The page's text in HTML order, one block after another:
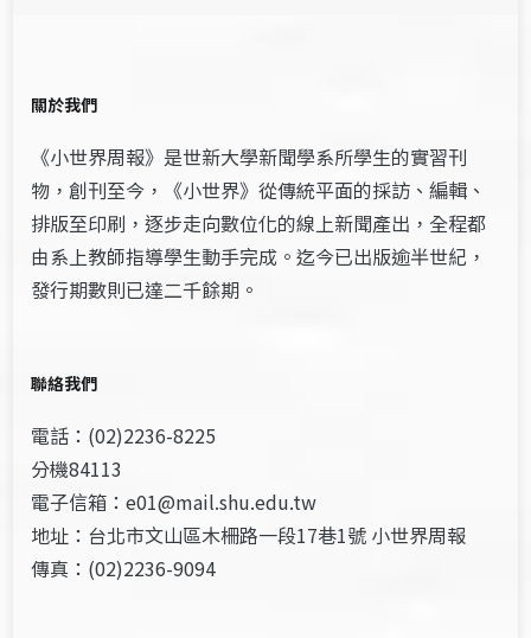
關於我們
《小世界周報》是世新大學新聞學系所學生的實習刊
物，創刊至今，《小世界》從傳統平面的採訪、編輯、
排版至印刷，逐步走向數位化的線上新聞產出，全程都
由系上教師指導學生動手完成。迄今已出版逾半世紀，
發行期數則已達二千餘期。
聯絡我們
電話：(02)2236-8225
分機84113
電子信箱：e01@mail.shu.edu.tw
地址：台北市文山區木柵路一段17巷1號 小世界周報
傳真：(02)2236-9094